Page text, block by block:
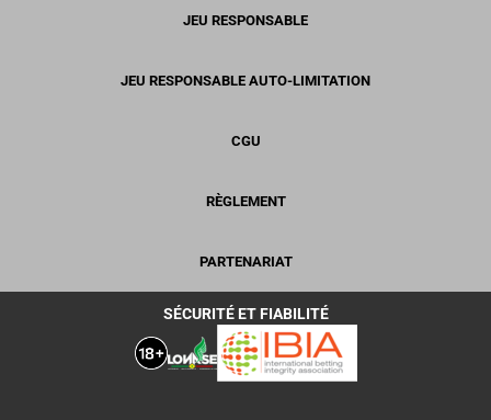
JEU RESPONSABLE
JEU RESPONSABLE AUTO-LIMITATION
CGU
RÈGLEMENT
PARTENARIAT
SÉCURITÉ ET FIABILITÉ